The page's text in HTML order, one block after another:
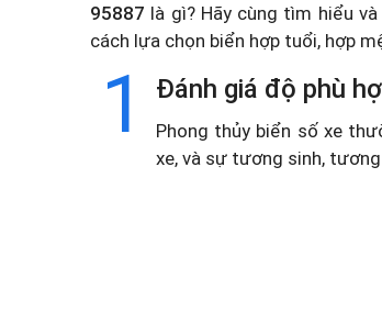
95887 là gì? Hãy cùng tìm hiểu
cách lựa chọn biển hợp tuổi, hợp
1 Đánh giá độ phù
Phong thủy biển số xe
xe, và sự tương sinh,